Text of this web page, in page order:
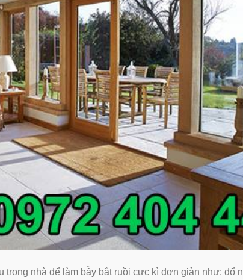
trong nhà để làm bẫy bắt ruồi cực kì đơn giản như: đổ